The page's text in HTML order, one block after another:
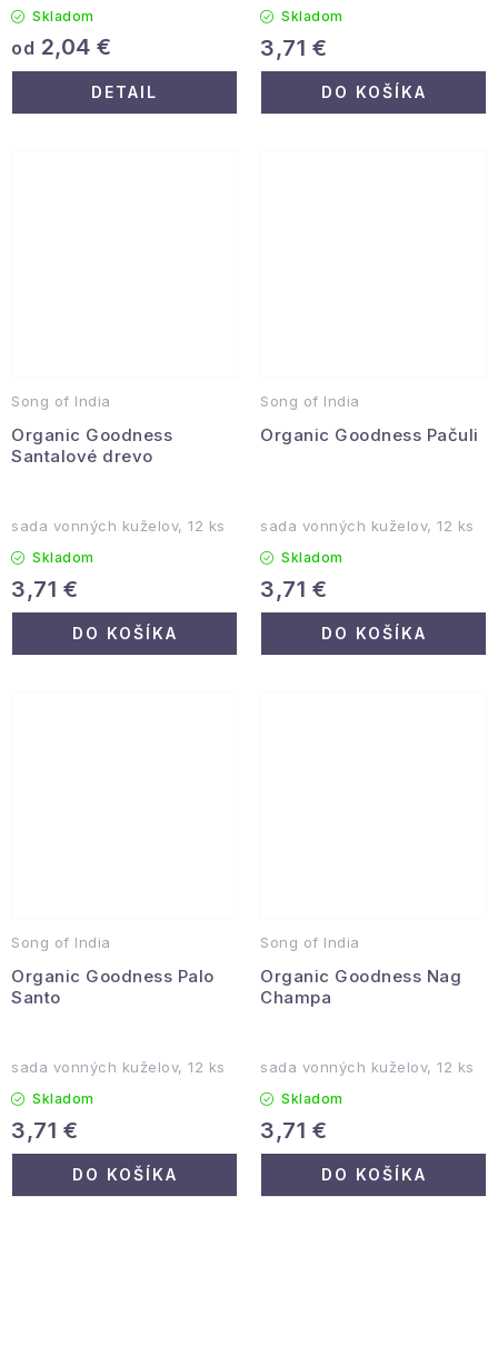
Skladom
od 2,04 €
DETAIL
Skladom
3,71 €
DO KOŠÍKA
Song of India
Organic Goodness
Santalové drevo
sada vonných kuželov, 12 ks
Skladom
3,71 €
DO KOŠÍKA
Song of India
Organic Goodness Pačuli
sada vonných kuželov, 12 ks
Skladom
3,71 €
DO KOŠÍKA
Song of India
Organic Goodness Palo
Santo
sada vonných kuželov, 12 ks
Skladom
3,71 €
DO KOŠÍKA
Song of India
Organic Goodness Nag
Champa
sada vonných kuželov, 12 ks
Skladom
3,71 €
DO KOŠÍKA